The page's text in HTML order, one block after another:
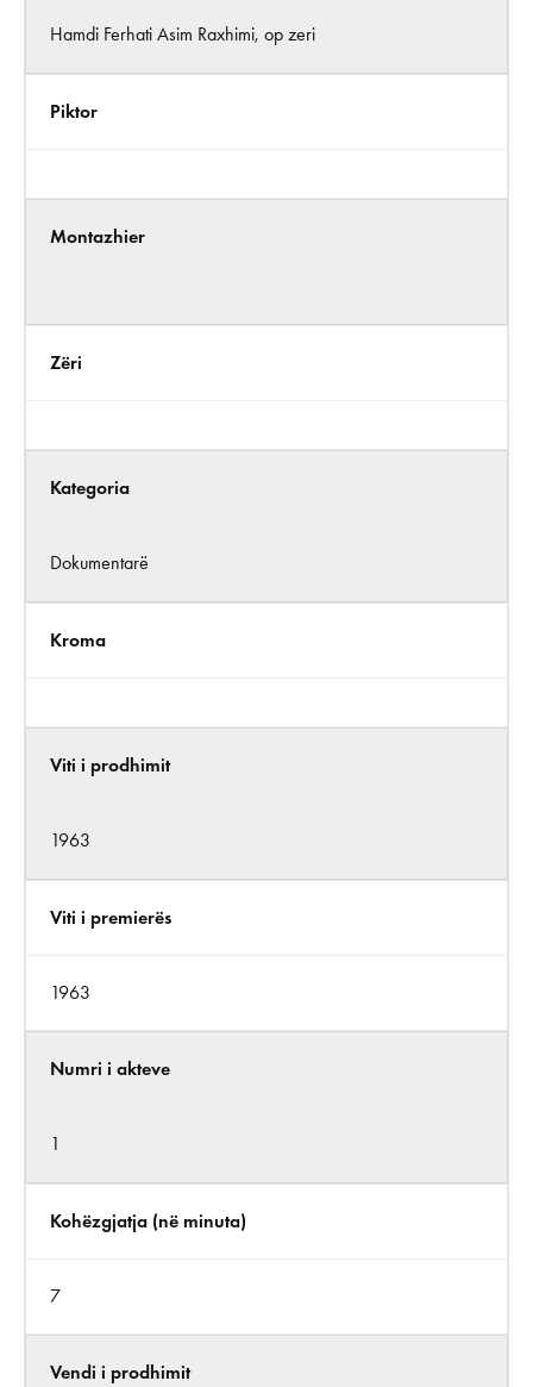
Hamdi Ferhati Asim Raxhimi, op zeri
Piktor
Montazhier
Zëri
Kategoria
Dokumentarë
Kroma
Viti i prodhimit
1963
Viti i premierës
1963
Numri i akteve
1
Kohëzgjatja (në minuta)
7
Vendi i prodhimit